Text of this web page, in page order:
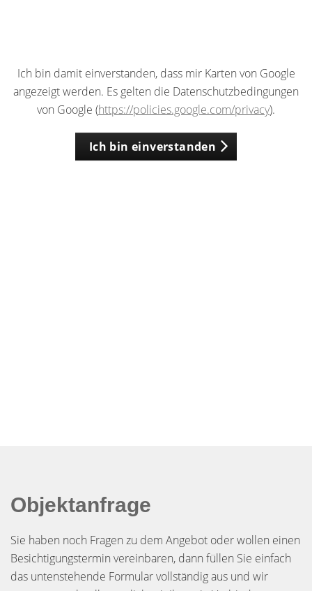
Ich bin damit einverstanden, dass mir Karten von Google
angezeigt werden. Es gelten die Datenschutzbedingungen
von Google (https://policies.google.com/privacy).
Ich bin einverstanden
Objektanfrage
Sie haben noch Fragen zu dem Angebot oder wollen einen
Besichtigungstermin vereinbaren, dann füllen Sie einfach
das untenstehende Formular vollständig aus und wir